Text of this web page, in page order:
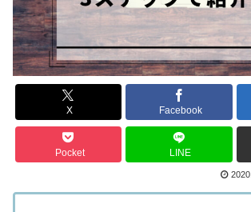
X Facebook
Pocket LINE